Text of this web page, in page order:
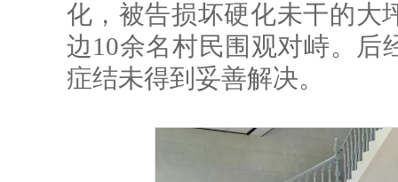
化，被告损坏硬化未干的大
边10余名村民围观对峙。后
症结未得到妥善解决。